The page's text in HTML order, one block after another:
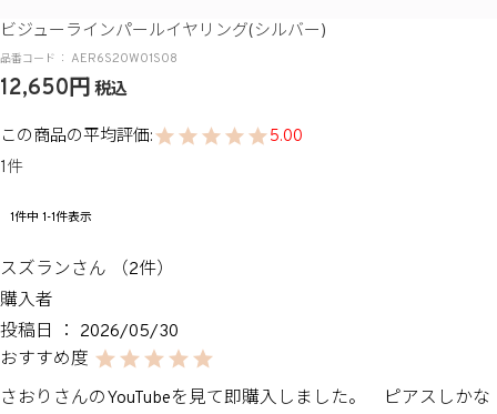
ビジューラインパールイヤリング(シルバー)
AER6S20W01S08
12,650 税込
5.00
1
1件中 1-1件表示
スズラン
2
購入者
投稿日
2026/05/30
さおりさんのYouTubeを見て即購入しました。　ピアスしかな